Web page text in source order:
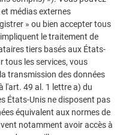
médias externes
» ou bien accepter tous
le traitement de
tiers basés aux États-
tous les services, vous
transmission des données
l'art. 49 al. 1 lettre a) du
États-Unis ne disposent pas
équivalent aux normes de
notamment avoir accès à